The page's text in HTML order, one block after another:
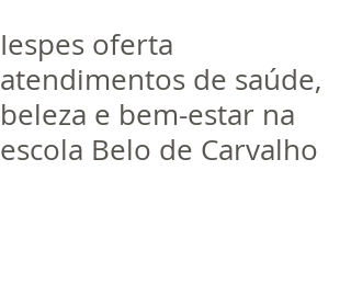
Trabalhe Conosco
Iespes oferta
atendimentos de saúde,
beleza e bem-estar na
escola Belo de Carvalho